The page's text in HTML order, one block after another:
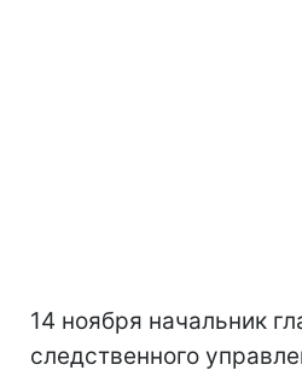
14 ноября начальник
следственного